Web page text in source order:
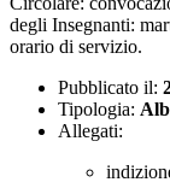
degli Insegnanti:
orario di servizio.
Pubblicato il:
Tipologia:
Allegati: